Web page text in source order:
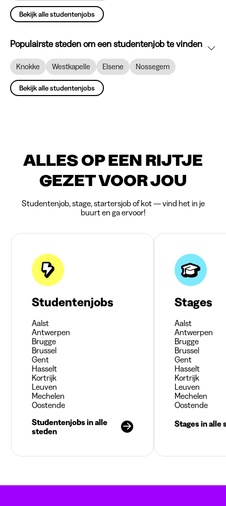
Bekijk alle studentenjobs
Populairste steden om een studentenjob te vinden
Knokke Westkapelle Elsene Nossegem
Bekijk alle studentenjobs
ALLES OP EEN RIJTJE
GEZET VOOR JOU
Studentenjob, stage, startersjob of kot — vind het in je
buurt en ga ervoor!
Studentenjobs
Aalst
Antwerpen
Brugge
Brussel
Gent
Hasselt
Kortrijk
Leuven
Mechelen
Oostende
Studentenjobs in alle
steden
Stages
Aalst
Antwerpen
Brugge
Brussel
Gent
Hasselt
Kortrijk
Leuven
Mechelen
Oostende
Stages in alle